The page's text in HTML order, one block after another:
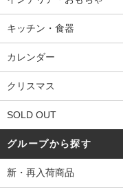
キッチン・食器
カレンダー
クリスマス
SOLD OUT
グループから探す
新・再入荷商品